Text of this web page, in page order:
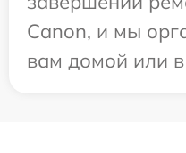
Canon, и мы
вам домой или